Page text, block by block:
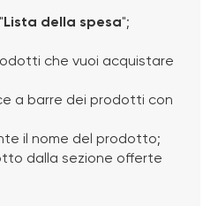
Lista della spesa";
che vuoi acquistare
a barre dei prodotti con
il nome del prodotto;
dalla sezione offerte